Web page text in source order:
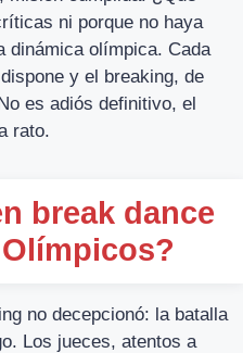
ni porque no haya
dinámica olímpica. Cada
y el breaking, de
es adiós definitivo, el
rato.
break dance
no decepcionó: la batalla
Los jueces, atentos a